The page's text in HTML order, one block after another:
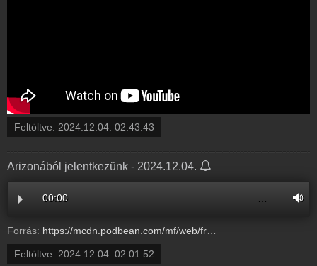
Feltöltve: 2024.12.04. 02:43:43
Arizonából jelentkezünk - 2024.12.04.
00:00 …
Forrás: https://mcdn.podbean.com/mf/web/frq9snq7c9dteyr7/20241203_20-17-fuggosegrol_mindenkinek7lvcb.mp3
Feltöltve: 2024.12.04. 02:01:52